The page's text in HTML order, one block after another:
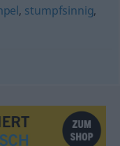
, stumpfsinnig,